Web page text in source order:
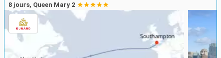
Ports Compagnies
Rechercher
8 jours, Queen Mary 2